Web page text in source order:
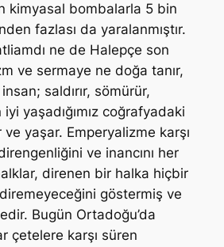
kimyasal bombalarla 5 bin
fazlası da yaralanmıştır.
ne de Halepçe son
ve sermaye ne doğa tanır,
saldırır, sömürür,
yaşadığımız coğrafyadaki
ve yaşar. Emperyalizme karşı
ve inancını her
direnen bir halka hiçbir
göstermiş ve
Bugün Ortadoğu’da
çetelere karşı süren